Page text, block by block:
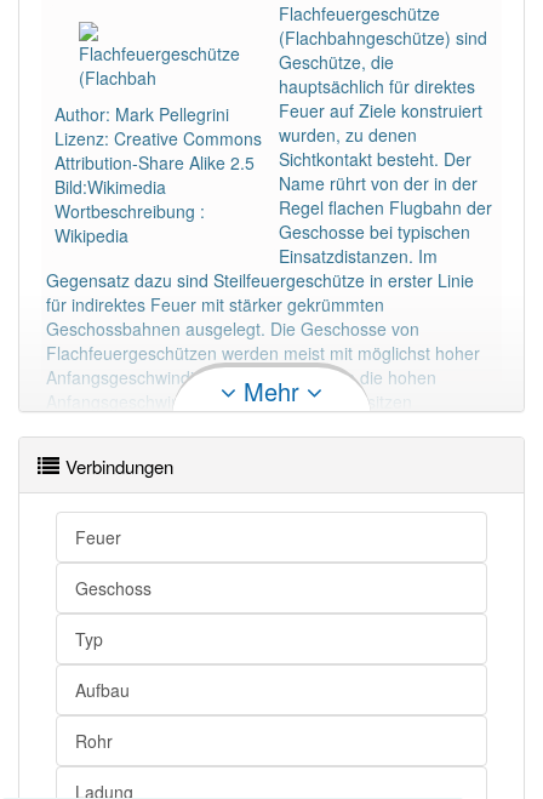
Wörter mit Endung-flachfeuergeschützaber mit
einem anderen Artikel
: 0
Das Wort wird häufig verwendet im Bereich
93% unserer Spielapp-Nutzer haben den Artikel
korrekt erraten.
Author: Mark Pellegrini
Lizenz: Creative Commons
Attribution-Share Alike 2.5
Bild:Wikimedia
Wortbeschreibung :
Wikipedia
Flachfeuergeschütze
(Flachbahngeschütze) sind
Geschütze, die
hauptsächlich für direktes
Feuer auf Ziele konstruiert
wurden, zu denen
Sichtkontakt besteht. Der
Name rührt von der in der
Regel flachen Flugbahn der
Geschosse bei typischen
Einsatzdistanzen. Im
Gegensatz dazu sind Steilfeuergeschütze in erster Linie
für indirektes Feuer mit stärker gekrümmten
Geschossbahnen ausgelegt. Die Geschosse von
Flachfeuergeschützen werden meist mit möglichst hoher
Anfangsgeschwindigkeit abgefeuert. Um die hohen
Anfangsgeschwindigkeiten zu erzielen, besitzen
Unterschied zu den Steilfeuergeschützen nur ein Typ von
Ladung benutzt wird. Mehr lesen
Mehr
Verbindungen
Feuer
Geschoss
Typ
Aufbau
Rohr
Ladung